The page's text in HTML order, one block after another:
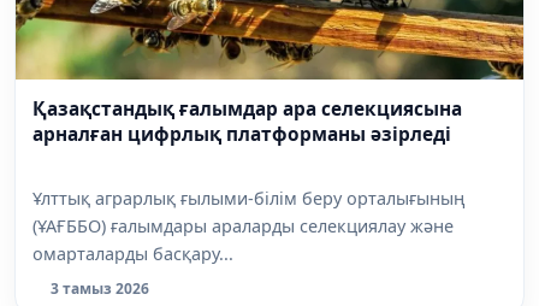
Қазақстандық ғалымдар ара селекциясына
арналған цифрлық платформаны әзірледі
Ұлттық аграрлық ғылыми-білім беру орталығының
(ҰАҒББО) ғалымдары араларды селекциялау және
омарталарды басқару...
3 тамыз 2026